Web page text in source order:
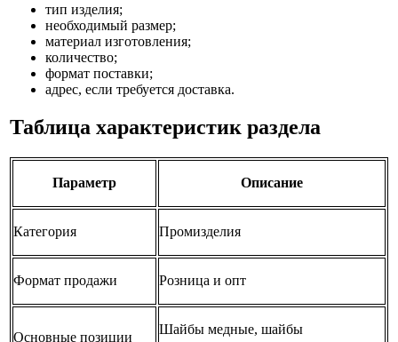
тип изделия;
необходимый размер;
материал изготовления;
количество;
формат поставки;
адрес, если требуется доставка.
Таблица характеристик раздела
Параметр Описание
Категория Промизделия
Формат продажи Розница и опт
Основные позиции
Шайбы медные, шайбы